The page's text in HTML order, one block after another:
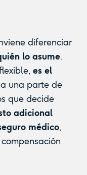
diferenciar
lo asume.
es el
una parte de
que decide
adicional
médico,